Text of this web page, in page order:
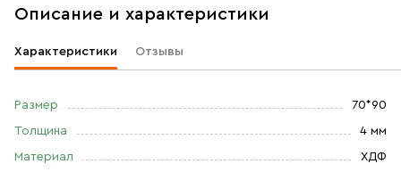
Описание и характеристики
Характеристики Отзывы
Размер 70*90
Толщина 4 мм
Материал ХДФ